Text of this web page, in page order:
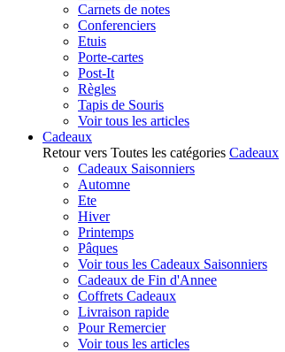
Carnets de notes
Conferenciers
Etuis
Porte-cartes
Post-It
Règles
Tapis de Souris
Voir tous les articles
Cadeaux
Retour vers Toutes les catégories Cadeaux
Cadeaux Saisonniers
Automne
Ete
Hiver
Printemps
Pâques
Voir tous les Cadeaux Saisonniers
Cadeaux de Fin d'Annee
Coffrets Cadeaux
Livraison rapide
Pour Remercier
Voir tous les articles